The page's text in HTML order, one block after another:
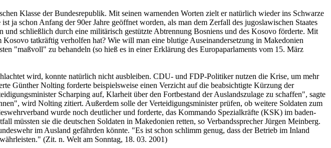
Klasse der Bundesrepublik. Mit seinen warnenden Worten zielt er natürlich wieder ins Schwarze
ja schon Anfang der 90er Jahre geöffnet worden, als man dem Zerfall des jugoslawischen Staates
schließlich durch eine militärisch gestützte Abtrennung Bosniens und des Kosovo förderte. Mit
tatkräftig verholfen hat? Wie will man eine blutige Auseinandersetzung in Makedonien
"maßvoll" zu behandeln (so hieß es in einer Erklärung des Europaparlaments vom 15. März
wird, konnte natürlich nicht ausbleiben. CDU- und FDP-Politiker nutzen die Krise, um mehr
Günther Nolting forderte beispielsweise einen Verzicht auf die beabsichtigte Kürzung der
Scharping auf, Klarheit über den Fortbestand der Auslandszulage zu schaffen", sagte
wird Nolting zitiert. Außerdem solle der Verteidigungsminister prüfen, ob weitere Soldaten zum
wurde noch deutlicher und forderte, das Kommando Spezialkräfte (KSK) im baden-
müssten sie die deutschen Soldaten in Makedonien retten, so Verbandssprecher Jürgen Meinberg.
im Ausland gefährden könnte. "Es ist schon schlimm genug, dass der Betrieb im Inland
(Zit. n. Welt am Sonntag, 18. 03. 2001)